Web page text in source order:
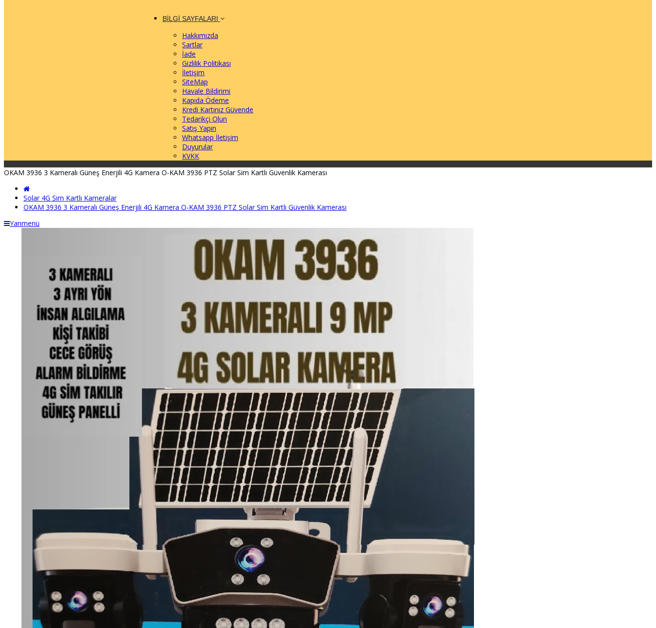
BILGI SAYFALARI
Hakkımızda
Şartlar
İade
Gizlilik Politikası
İletişim
SiteMap
Havale Bildirimi
Kapıda Ödeme
Kredi Kartınız Güvende
Tedarikçi Olun
Satış Yapın
Whatsapp İletişim
Duyurular
KVKK
OKAM 3936 3 Kameralı Güneş Enerjili 4G Kamera O-KAM 3936 PTZ Solar Sim Kartlı Güvenlik Kamerası
Solar 4G Sim Kartlı Kameralar
OKAM 3936 3 Kameralı Güneş Enerjili 4G Kamera O-KAM 3936 PTZ Solar Sim Kartlı Güvenlik Kamerası
Yanmenü